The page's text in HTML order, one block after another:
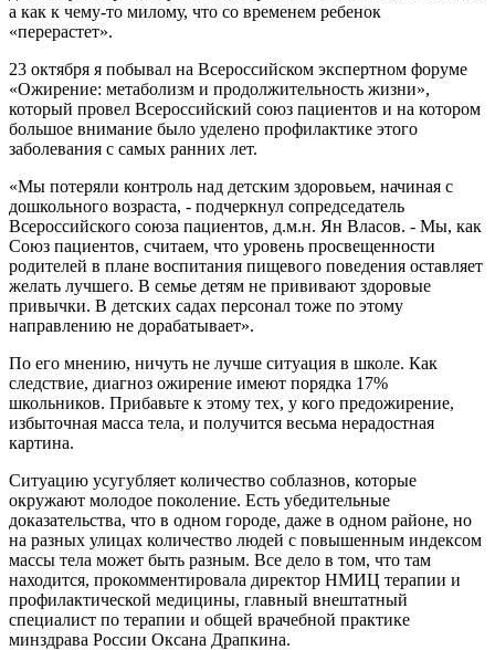
а как к чему-то милому, что со временем ребенок
«перерастет».
23 октября я побывал на Всероссийском экспертном форуме
«Ожирение: метаболизм и продолжительность жизни»,
который провел Всероссийский союз пациентов и на котором
большое внимание было уделено профилактике этого
заболевания с самых ранних лет.
«Мы потеряли контроль над детским здоровьем, начиная с
дошкольного возраста, - подчеркнул сопредседатель
Всероссийского союза пациентов, д.м.н. Ян Власов. - Мы, как
Союз пациентов, считаем, что уровень просвещенности
родителей в плане воспитания пищевого поведения оставляет
желать лучшего. В семье детям не прививают здоровые
привычки. В детских садах персонал тоже по этому
направлению не дорабатывает».
По его мнению, ничуть не лучше ситуация в школе. Как
следствие, диагноз ожирение имеют порядка 17%
школьников. Прибавьте к этому тех, у кого предожирение,
избыточная масса тела, и получится весьма нерадостная
картина.
Ситуацию усугубляет количество соблазнов, которые
окружают молодое поколение. Есть убедительные
доказательства, что в одном городе, даже в одном районе, но
на разных улицах количество людей с повышенным индексом
массы тела может быть разным. Все дело в том, что там
находится, прокомментировала директор НМИЦ терапии и
профилактической медицины, главный внештатный
специалист по терапии и общей врачебной практике
минздрава России Оксана Драпкина.